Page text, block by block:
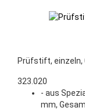
Prüfstift, einzeln,
323.020
- aus
mm,